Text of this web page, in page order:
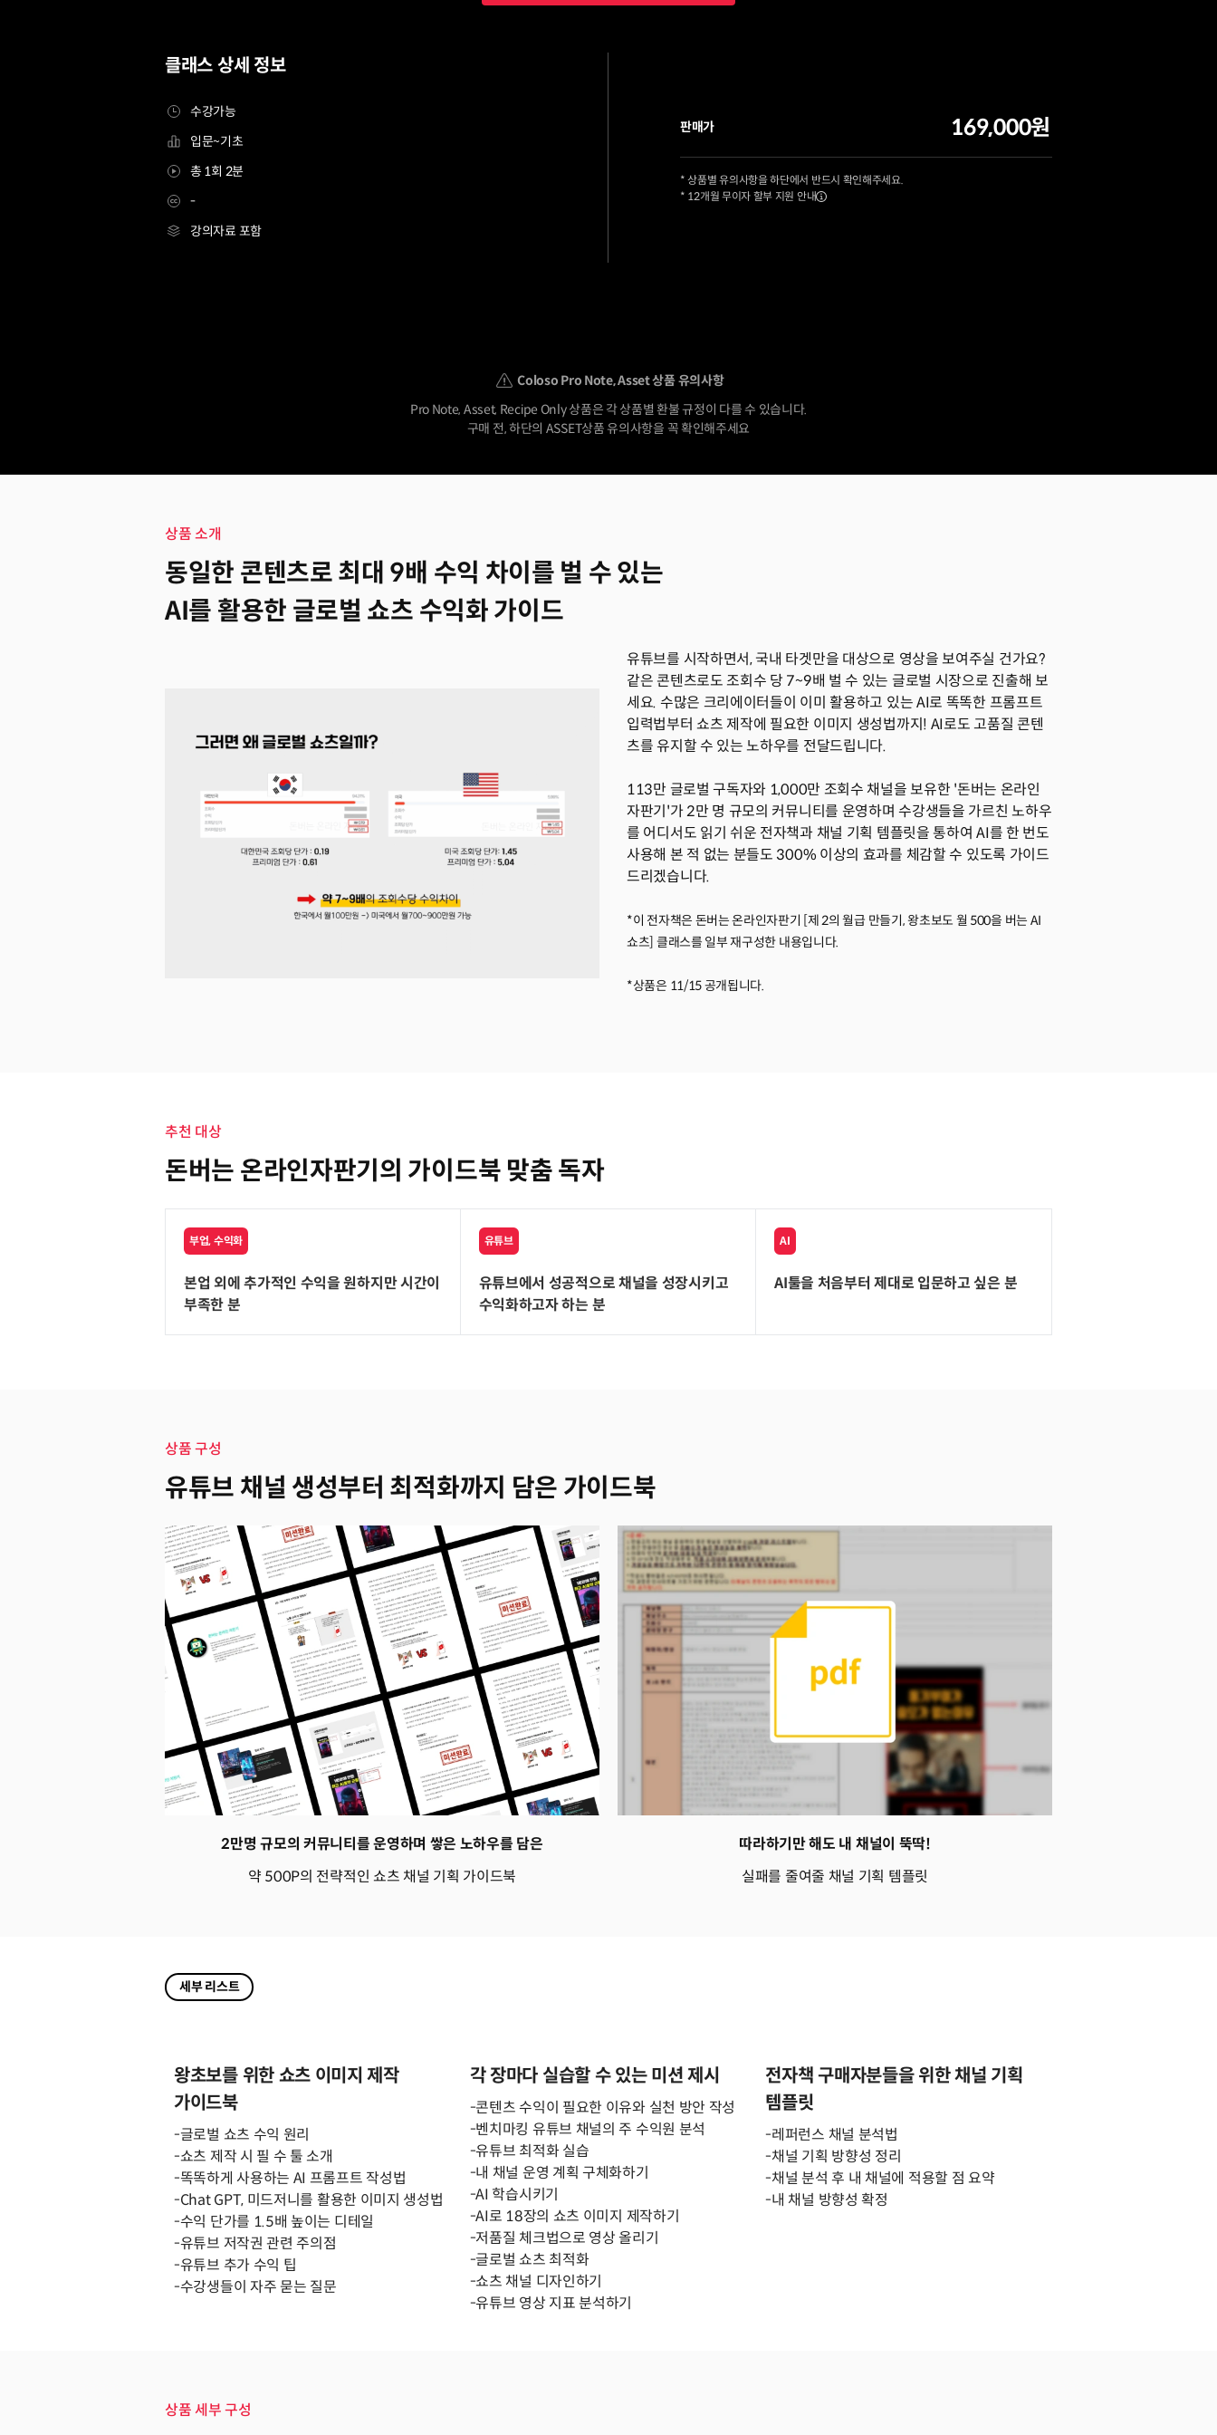
클래스 상세 정보
수강가능
입문~기초
총 1회 2분
-
강의자료 포함
판매가 169,000원
* 상품별 유의사항을 하단에서 반드시 확인해주세요.
* 12개월 무이자 할부 지원 안내
Coloso Pro Note, Asset 상품 유의사항
Pro Note, Asset, Recipe Only 상품은 각 상품별 환불 규정이 다를 수 있습니다.
구매 전, 하단의 ASSET상품 유의사항을 꼭 확인해주세요
상품 소개
동일한 콘텐츠로 최대 9배 수익 차이를 벌 수 있는
AI를 활용한 글로벌 쇼츠 수익화 가이드
유튜브를 시작하면서, 국내 타겟만을 대상으로 영상을 보여주실 건가요?
같은 콘텐츠로도 조회수 당 7~9배 벌 수 있는 글로벌 시장으로 진출해 보
세요. 수많은 크리에이터들이 이미 활용하고 있는 AI로 똑똑한 프롬프트
입력법부터 쇼츠 제작에 필요한 이미지 생성법까지! AI로도 고품질 콘텐
츠를 유지할 수 있는 노하우를 전달드립니다.
113만 글로벌 구독자와 1,000만 조회수 채널을 보유한 '돈버는 온라인
자판기'가 2만 명 규모의 커뮤니티를 운영하며 수강생들을 가르친 노하우
를 어디서도 읽기 쉬운 전자책과 채널 기획 템플릿을 통하여 AI를 한 번도
사용해 본 적 없는 분들도 300% 이상의 효과를 체감할 수 있도록 가이드
드리겠습니다.
*이 전자책은 돈버는 온라인자판기 [제 2의 월급 만들기, 왕초보도 월 500을 버는 AI
쇼츠] 클래스를 일부 재구성한 내용입니다.
*상품은 11/15 공개됩니다.
추천 대상
돈버는 온라인자판기의 가이드북 맞춤 독자
부업, 수익화
본업 외에 추가적인 수익을 원하지만 시간이
부족한 분
유튜브
유튜브에서 성공적으로 채널을 성장시키고
수익화하고자 하는 분
AI
AI툴을 처음부터 제대로 입문하고 싶은 분
상품 구성
유튜브 채널 생성부터 최적화까지 담은 가이드북
2만명 규모의 커뮤니티를 운영하며 쌓은 노하우를 담은
약 500P의 전략적인 쇼츠 채널 기획 가이드북
따라하기만 해도 내 채널이 뚝딱!
실패를 줄여줄 채널 기획 템플릿
세부 리스트
왕초보를 위한 쇼츠 이미지 제작
가이드북
-글로벌 쇼츠 수익 원리
-쇼츠 제작 시 필 수 툴 소개
-똑똑하게 사용하는 AI 프롬프트 작성법
-Chat GPT, 미드저니를 활용한 이미지 생성법
-수익 단가를 1.5배 높이는 디테일
-유튜브 저작권 관련 주의점
-유튜브 추가 수익 팁
-수강생들이 자주 묻는 질문
각 장마다 실습할 수 있는 미션 제시
-콘텐츠 수익이 필요한 이유와 실천 방안 작성
-벤치마킹 유튜브 채널의 주 수익원 분석
-유튜브 최적화 실습
-내 채널 운영 계획 구체화하기
-AI 학습시키기
-AI로 18장의 쇼츠 이미지 제작하기
-저품질 체크법으로 영상 올리기
-글로벌 쇼츠 최적화
-쇼츠 채널 디자인하기
-유튜브 영상 지표 분석하기
전자책 구매자분들을 위한 채널 기획
템플릿
-레퍼런스 채널 분석법
-채널 기획 방향성 정리
-채널 분석 후 내 채널에 적용할 점 요약
-내 채널 방향성 확정
상품 세부 구성